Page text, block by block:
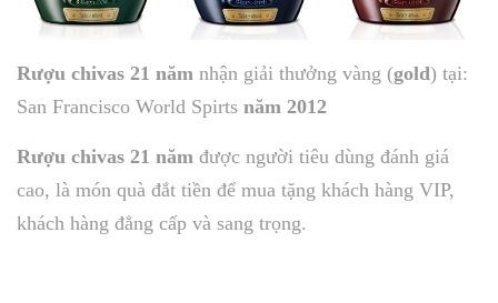
Rượu chivas 21 năm nhận giải thưởng vàng (gold) tại:
San Francisco World Spirts năm 2012
Rượu chivas 21 năm được người tiêu dùng đánh giá
cao, là món quà đắt tiền để mua tặng khách hàng VIP,
khách hàng đẳng cấp và sang trọng.